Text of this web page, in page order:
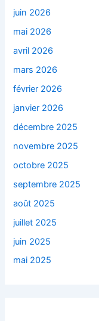
juin 2026
mai 2026
avril 2026
mars 2026
février 2026
janvier 2026
décembre 2025
novembre 2025
octobre 2025
septembre 2025
août 2025
juillet 2025
juin 2025
mai 2025